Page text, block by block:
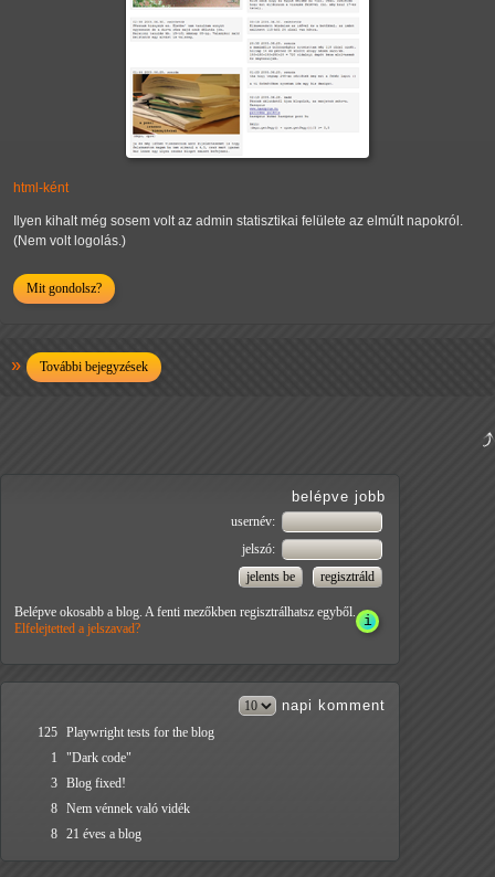
html-ként
Ilyen kihalt még sosem volt az admin statisztikai felülete az elmúlt napokról.
(Nem volt logolás.)
Mit gondolsz?
További bejegyzések
belépve jobb
usernév:
jelszó:
Belépve okosabb a blog. A fenti mezőkben regisztrálhatsz egyből.
Elfelejtetted a jelszavad?
napi komment
125 Playwright tests for the blog
1
"Dark code"
3 Blog fixed!
8 Nem vénnek való vidék
8 21 éves a blog